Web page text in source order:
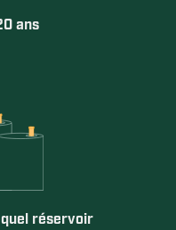
ans
quel réservoir